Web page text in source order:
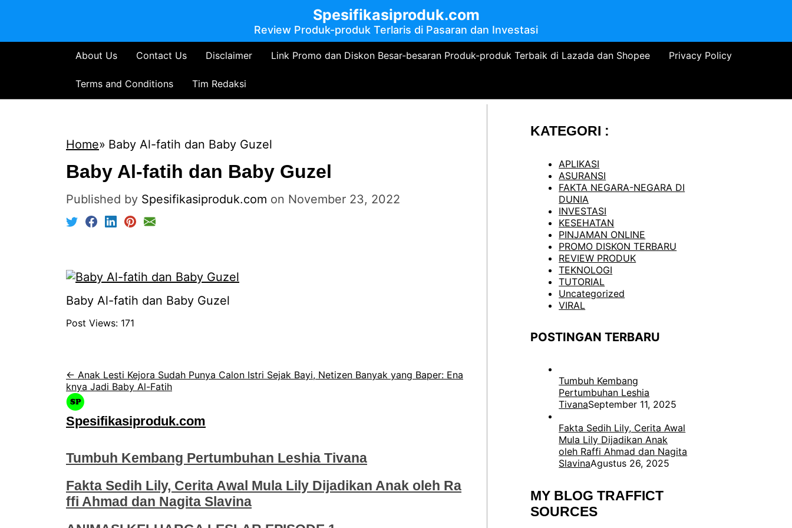
Spesifikasiproduk.com
Review Produk-produk Terlaris di Pasaran dan Investasi
About Us Contact Us Disclaimer Link Promo dan Diskon Besar-besaran Produk-produk Terbaik di Lazada dan Shopee Privacy Policy
Terms and Conditions Tim Redaksi
Home Baby Al-fatih dan Baby Guzel
Baby Al-fatih dan Baby Guzel
Published by Spesifikasiproduk.com on November 23, 2022
Baby Al-fatih dan Baby Guzel
Post Views: 171
← Anak Lesti Kejora Sudah Punya Calon Istri Sejak Bayi, Netizen Banyak yang Baper: Ena
knya Jadi Baby Al-Fatih
Spesifikasiproduk.com
Tumbuh Kembang Pertumbuhan Leshia Tivana
Fakta Sedih Lily, Cerita Awal Mula Lily Dijadikan Anak oleh Ra
ffi Ahmad dan Nagita Slavina
KATEGORI :
APLIKASI
ASURANSI
FAKTA NEGARA-NEGARA DI
DUNIA
INVESTASI
KESEHATAN
PINJAMAN ONLINE
PROMO DISKON TERBARU
REVIEW PRODUK
TEKNOLOGI
TUTORIAL
Uncategorized
VIRAL
POSTINGAN TERBARU
Tumbuh Kembang
Pertumbuhan Leshia
TivanaSeptember 11, 2025
Fakta Sedih Lily, Cerita Awal
Mula Lily Dijadikan Anak
oleh Raffi Ahmad dan Nagita
SlavinaAgustus 26, 2025
MY BLOG TRAFFICT
SOURCES